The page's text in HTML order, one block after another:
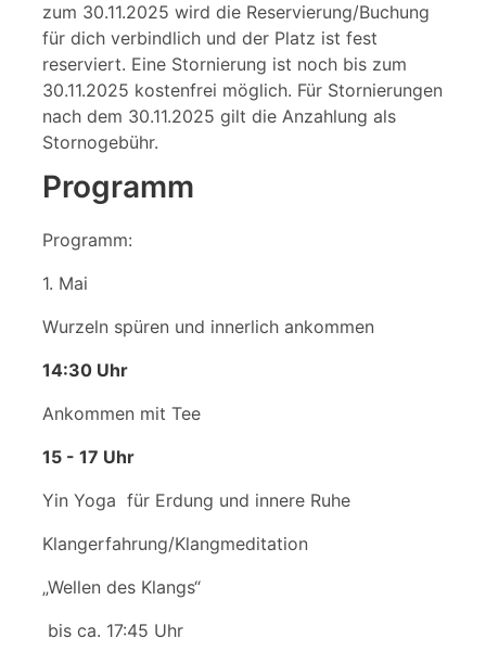
zum 30.11.2025 wird die Reservierung/Buchung
für dich verbindlich und der Platz ist fest
reserviert. Eine Stornierung ist noch bis zum
30.11.2025 kostenfrei möglich. Für Stornierungen
nach dem 30.11.2025 gilt die Anzahlung als
Stornogebühr.
Programm
Programm:
1. Mai
Wurzeln spüren und innerlich ankommen
14:30 Uhr
Ankommen mit Tee
15 - 17 Uhr
Yin Yoga für Erdung und innere Ruhe
Klangerfahrung/Klangmeditation
„Wellen des Klangs“
bis ca. 17:45 Uhr